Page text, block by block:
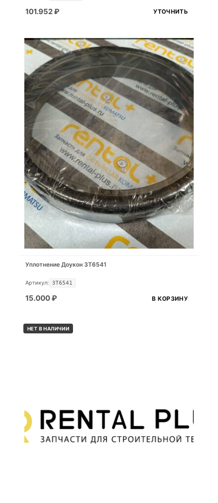
101.952₽ УТОЧНИТЬ
Уплотнение Доукон 3T6541
Артикул: 3T6541
15.000₽ В КОРЗИНУ
НЕТ В НАЛИЧИИ